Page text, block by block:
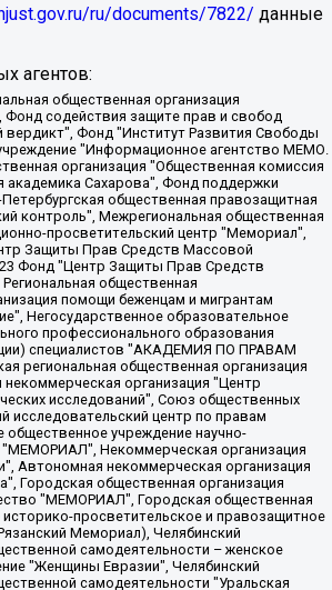
ru/documents/7822/ данные
агентов:
Михаил Аркадьевич, Анин Роман Александрович, Юридическое лицо Istories fonds, зарегистрированное в Латвийской Республике (регистрационный номер 50008295751, дата регистрации 24.02.2020), Великовский Дмитрий Александрович, Долинина Ирина Николаевна, Мароховская Алеся Алексеевна, Шлейнов Роман Юрьевич, Шмагун Олеся Валентиновна, Общество с ограниченной ответственностью "Альтаир 2021", Общество с ограниченной ответственностью "Вега 2021", Общество с ограниченной ответственностью "Главный редактор 2021", Общество с ограниченной ответственностью "Ромашки монолит", Важенков Артем Валерьевич, Ивановская областная общественная организация "Центр гендерных исследований", Гурман Юрий Альбертович, Медиапроект "ОВД-Инфо", Егоров Владимир Владимирович, Жилинский Владимир Александрович, Общество с ограниченной ответственностью "ЗП", Иванова София Юрьевна, Карезина Инна Павловна, Кильтау Екатерина Викторовна, Петров Алексей Викторович, Пискунов Сергей Евгеньевич, Смирнов Сергей Сергеевич, Тихонов Михаил Сергеевич, Общество с ограниченной ответственностью "ЖУРНАЛИСТ-ИНОСТРАННЫЙ АГЕНТ", Арапова Галина Юрьевна, Вольтская Татьяна Анатольевна, Американская компания "Mason G.E.S. Anonymous Foundation" (США), являющаяся владельцем интернет-издания https://mnews.world/, Компания "Stichting Bellingcat", зарегистрированная в Нидерландах (дата регистрации 11.07.2018), Захаров Андрей Вячеславович, Клепиковская Екатерина Дмитриевна, Общество с ограниченной ответственностью "МЕМО", Перл Роман Александрович, Симонов Евгений Алексеевич, Соловьева Елена Анатольевна, Сотников Даниил Владимирович, Сурначева Елизавета Дмитриевна, Автономная некоммерческая организация по защите прав человека и информированию населения "Якутия – Наше Мнение", Общество с ограниченной ответственностью "Москоу диджитал медиа", с 26.01.2023 Общество с ограниченной ответственностью "Чайка Белые сады", Ветошкина Валерия Валерьевна, Заговора Максим Александрович, Межрегиональное общественное движение "Российская ЛГБТ - сеть", Оленичев Максим Владимирович, Павлов Иван Юрьевич, Скворцова Елена Сергеевна, Общество с ограниченной ответственностью "Как бы инагент", Кочетков Игорь Викторович, Общество с ограниченной ответственностью "Честные выборы", Еланчик Олег Александрович, Общество с ограниченной ответственностью "Нобелевский призыв", Гималова Регина Эмилевна, Григорьев Андрей Валерьевич, Григорьева Алина Александровна, Ассоциация по содействию защите прав призывников, альтернативнослужащих и военнослужащих "Правозащитная группа "Гражданин.Армия.Право", Хисамова Регина Фаритовна, Автономная некоммерческая организация по реализации социально-правовых программ "Лилит", Дальневосточное общественное движение "Маяк", Санкт-Петербургская ЛГБТ-инициативная группа "Выход", Инициативная группа ЛГБТ+ "Реверс", Алексеев Андрей Викторович, Бекбулатова Таисия Львовна, Беляев Иван Михайлович, Владыкина Елена Сергеевна, Гельман Марат Александрович, Никульшина Вероника Юрьевна, Толоконникова Надежда Андреевна, Шендерович Виктор Анатольевич, Общество с ограниченной ответственностью "Данное сообщение", Общество с ограниченной ответственностью Издательский дом "Новая глава", Айнбиндер Александра Александровна, Московский комьюнити-центр для ЛГБТ+инициатив, Благотворительный фонд развития филантропии, Deutsche Welle (Германия, Kurt-Schumacher-Strasse 3, 53113 Bonn), Борзунова Мария Михайловна, Воробьев Виктор Викторович, Голубева Анна Львовна, Константинова Алла Михайловна, Малкова Ирина Владимировна, Мурадов Мурад Абдулгалимович, Осетинская Елизавета Николаевна, Понасенков Евгений Николаевич, Ганапольский Матвей Юрьевич, Киселев Евгений Алексеевич, Борухович Ирина Григорьевна, Дремин Иван Тимофеевич, Дубровский Дмитрий Викторович, Красноярская региональная общественная организация поддержки и развития альтернативных образовательных технологий и межкультурных коммуникаций "ИНТЕРРА", Маяковская Екатерина Алексеевна, Фейгин Марк Захарович, Филимонов Андрей Викторович, Дзугкоева Регина Николаевна, Доброхотов Роман Александрович, Дудь Юрий Александрович, Елкин Сергей Владимирович, Кругликов Кирилл Игоревич, Сабунаева Мария Леонидовна, Семенов Алексей Владимирович, Шаинян Карен Багратович, Шульман Екатерина Михайловна, Асафьев Артур Валерьевич, Вахштайн Виктор Семенович, Венедиктов Алексей Алексеевич, Лушникова Екатерина Евгеньевна, Волков Леонид Михайлович, Невзоров Александр Глебович, Пархоменко Сергей Борисович, Сироткин Ярослав Николаевич, Кара-Мурза Владимир Владимирович, Баранова Наталья Владимировна, Гозман Леонид Яковлевич, Кагарлицкий Борис Юльевич, Климарев Михаил Валерьевич, Милов Владимир Станиславович, Автономная некоммерческая организация Краснодарский центр современного искусства "Типография", Моргенштерн Алишер Тагирович, Соболь Любовь Эдуардовна, Общество с ограниченной ответственностью "ЛИЗА НОРМ", Каспаров Гарри Кимович, Ходорковский Михаил Борисович, Общество с ограниченной ответственностью "Апрельские тезисы", Данилович Ирина Брониславовна, Кашин Олег Владимирович, Петров Николай Владимирович, Пивоваров Алексей Владимирович, Соколов Михаил Владимирович, Цветкова Юлия Владимировна, Чичваркин Евгений Александрович, Комитет против пыток/Команда против пыток, Общество с ограниченной ответственностью "Первый научный", Общество с ограниченной ответственностью "Вертолет и ко", Белоцерковская Вероника Борисовна, Кац Максим Евгеньевич, Лазарева Татьяна Юрьевна, Шаведдинов Руслан Табризович, Яшин Илья Валерьевич, Общество с ограниченной ответственностью "Иноагент ААВ", Алешковский Дмитрий Петрович, Альбац Евгения Марковна, Быков Дмитрий Львович, Галямина Юлия Евгеньевна, Лойко Сергей Леонидович, Мартынов Кирилл Константинович, Медведев Сергей Александрович, Крашенинников Федор Геннадиевич, Гордеева Катерина Вл